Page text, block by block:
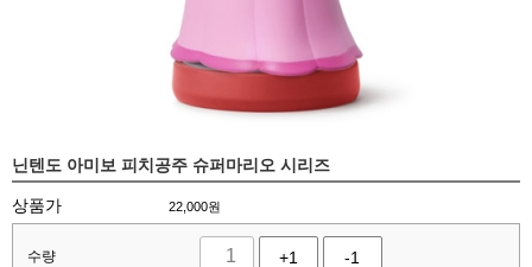
닌텐도 아미보 피치공주 슈퍼마리오 시리즈
상품가 22,000원
수량 +1 -1